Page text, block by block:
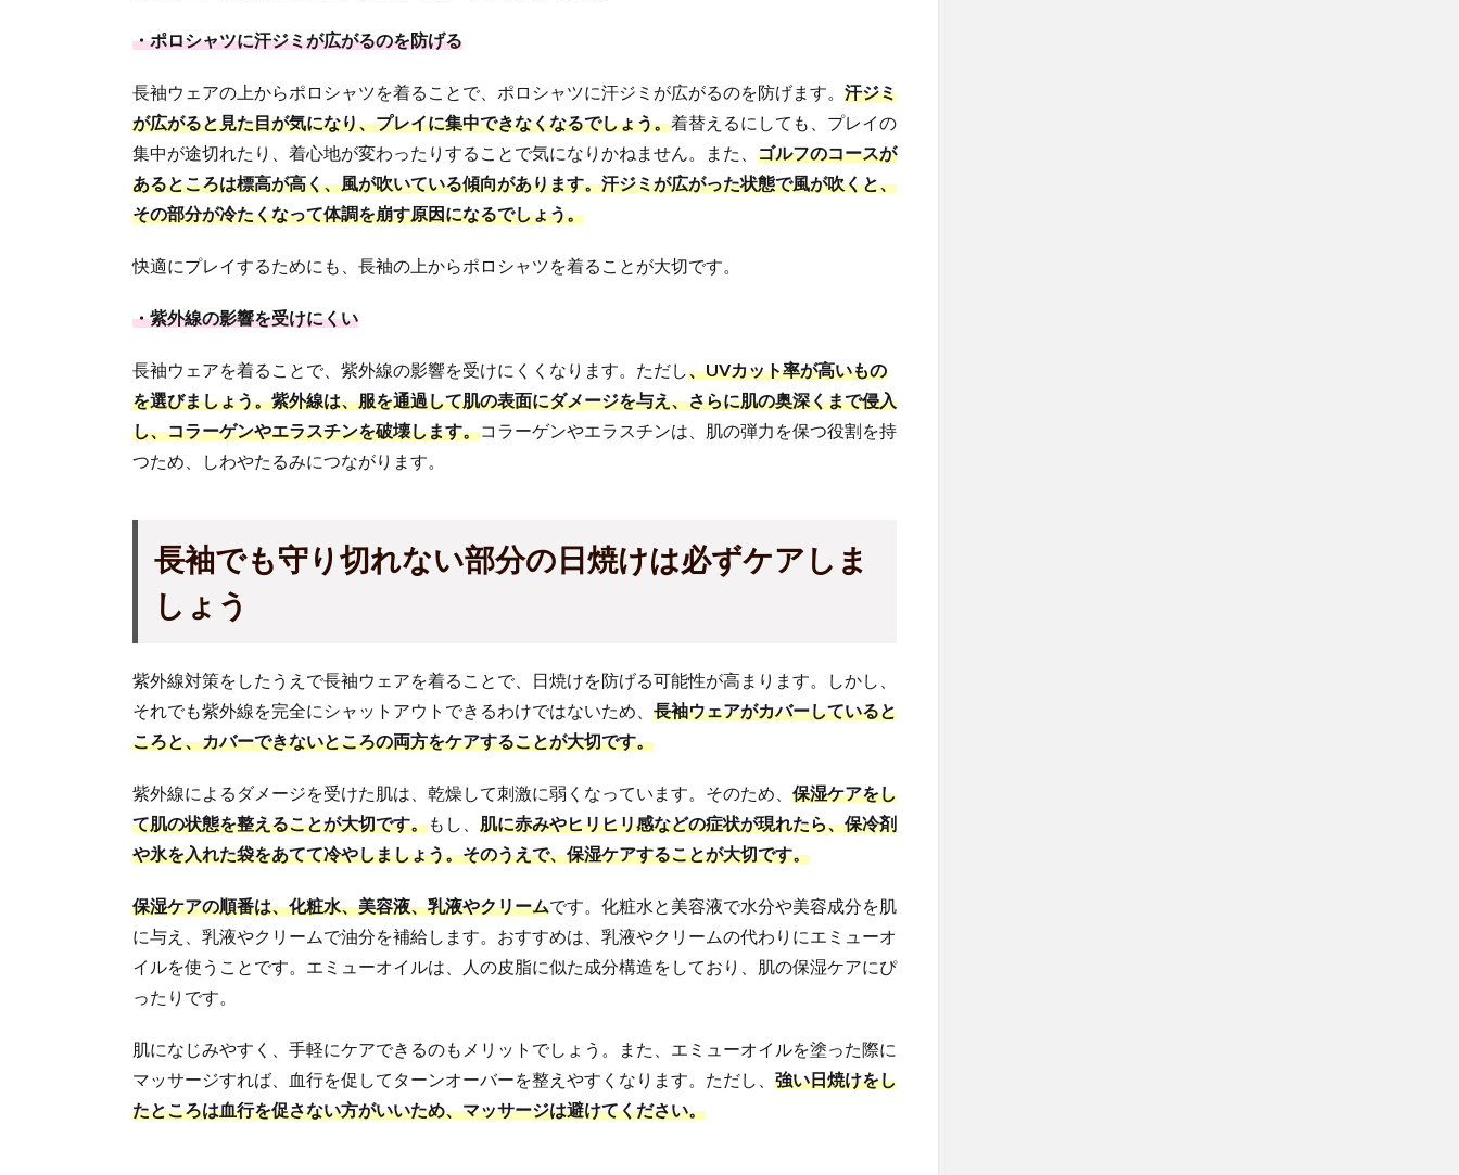
・ポロシャツに汗ジミが広がるのを防げる
長袖ウェアの上からポロシャツを着ることで、ポロシャツに汗ジミが広がるのを防げます。 汗ジミ
が広がると見た目が気になり、プレイに集中できなくなるでしょう。着替えるにしても、プレイの
集中が途切れたり、着心地が変わったりすることで気になりかねません。また、 ゴルフのコースが
あるところは標高が高く、風が吹いている傾向があります。汗ジミが広がった状態で風が吹くと、
その部分が冷たくなって体調を崩す原因になるでしょう。
快適にプレイするためにも、長袖の上からポロシャツを着ることが大切です。
・紫外線の影響を受けにくい
長袖ウェアを着ることで、紫外線の影響を受けにくくなります。ただし、UVカット率が高いもの
を選びましょう。紫外線は、服を通過して肌の表面にダメージを与え、さらに肌の奥深くまで侵入
し、コラーゲンやエラスチンを破壊します。コラーゲンやエラスチンは、肌の弾力を保つ役割を持
つため、しわやたるみにつながります。
長袖でも守り切れない部分の日焼けは必ずケアしま
しょう
紫外線対策をしたうえで長袖ウェアを着ることで、日焼けを防げる可能性が高まります。しかし、
それでも紫外線を完全にシャットアウトできるわけではないため、 長袖ウェアがカバーしていると
ころと、カバーできないところの両方をケアすることが大切です。
紫外線によるダメージを受けた肌は、乾燥して刺激に弱くなっています。そのため、 保湿ケアをし
て肌の状態を整えることが大切です。もし、 肌に赤みやヒリヒリ感などの症状が現れたら、保冷剤
や氷を入れた袋をあてて冷やしましょう。そのうえで、保湿ケアすることが大切です。
保湿ケアの順番は、化粧水、美容液、乳液やクリームです。化粧水と美容液で水分や美容成分を肌
に与え、乳液やクリームで油分を補給します。おすすめは、乳液やクリームの代わりにエミューオ
イルを使うことです。エミューオイルは、人の皮脂に似た成分構造をしており、肌の保湿ケアにぴ
ったりです。
肌になじみやすく、手軽にケアできるのもメリットでしょう。また、エミューオイルを塗った際に
マッサージすれば、血行を促してターンオーバーを整えやすくなります。ただし、 強い日焼けをし
たところは血行を促さない方がいいため、マッサージは避けてください。